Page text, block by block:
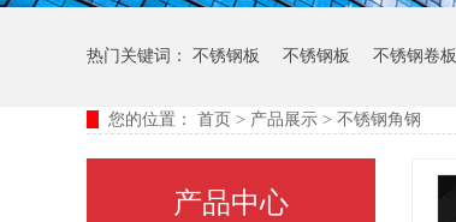
热门关键词： 不锈钢板 不锈钢板 不锈钢卷板
您的位置： 首页 > 产品展示 > 不锈钢角钢
产品中心